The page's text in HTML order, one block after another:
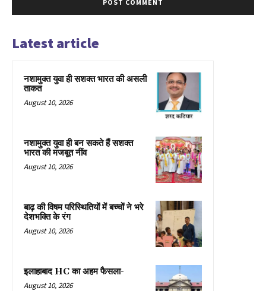
Latest article
नशामुक्त युवा ही सशक्त भारत की असली
ताकत
August 10, 2026
नशामुक्त युवा ही बन सकते हैं सशक्त
भारत की मजबूत नींव
August 10, 2026
बाढ़ की विषम परिस्थितियों में बच्चों ने भरे
देशभक्ति के रंग
August 10, 2026
इलाहाबाद HC का अहम फैसला-
August 10, 2026